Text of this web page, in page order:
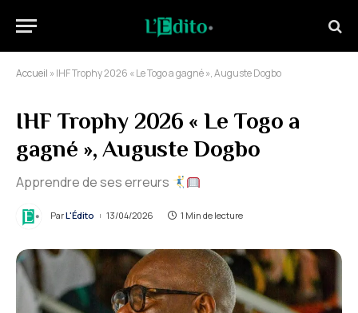
Accueil »IHF Trophy 2026 « Le Togo a gagné », Auguste Dogbo
IHF Trophy 2026 « Le Togo a
gagné », Auguste Dogbo
Apprendre de ses erreurs
ParL'Édito 13/04/2026 1 Min de lecture